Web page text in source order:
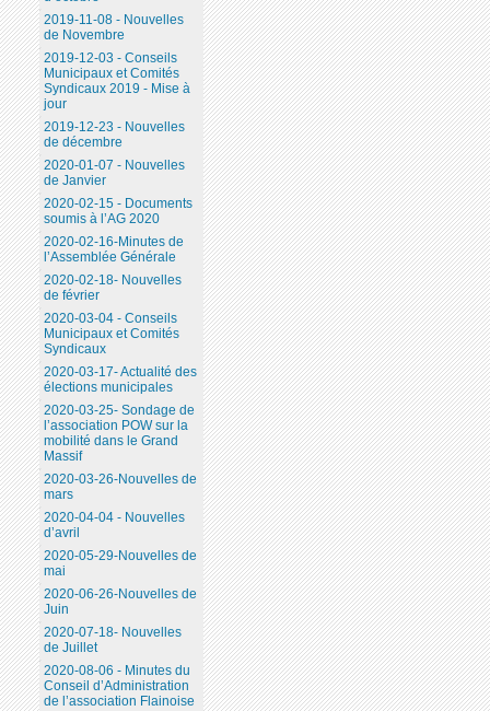
2019-11-08 - Nouvelles
de Novembre
2019-12-03 - Conseils
Municipaux et Comités
Syndicaux 2019 - Mise à
jour
2019-12-23 - Nouvelles
de décembre
2020-01-07 - Nouvelles
de Janvier
2020-02-15 - Documents
soumis à l’AG 2020
2020-02-16-Minutes de
l’Assemblée Générale
2020-02-18- Nouvelles
de février
2020-03-04 - Conseils
Municipaux et Comités
Syndicaux
2020-03-17- Actualité des
élections municipales
2020-03-25- Sondage de
l’association POW sur la
mobilité dans le Grand
Massif
2020-03-26-Nouvelles de
mars
2020-04-04 - Nouvelles
d’avril
2020-05-29-Nouvelles de
mai
2020-06-26-Nouvelles de
Juin
2020-07-18- Nouvelles
de Juillet
2020-08-06 - Minutes du
Conseil d’Administration
de l’association Flainoise